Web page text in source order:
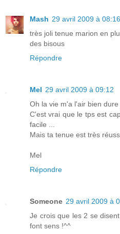
Mash 29 avril 2009 à 08:16
très joli tenue marion en
des bisous
Répondre
Mel 29 avril 2009 à 09:12
Oh la vie m'a l'air bien
C'est vrai que le tps est
facile ...
Mais ta tenue est très
Mel
Répondre
Someone 29 avril 2009 à
Je crois que les 2 se
font sens !^^